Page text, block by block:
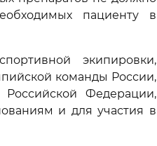
пациенту в
экипировки,
команды России,
Федерации,
и для участия в